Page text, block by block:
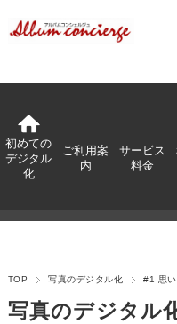
初めての
デジタル
化
ご利用案
内
サービス
料金
TOP 写真のデジタル化 #1 思い
写真のデジタル